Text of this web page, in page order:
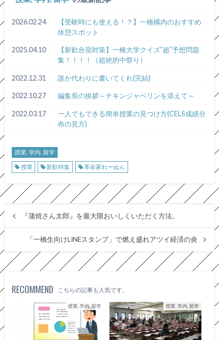
2026.02.24
【受験時にも使える！？】一橋構内のおすすめ
休憩スポット
2025.04.10
【新歓合宿対策】一橋大学クイズ”超”予想問題
集！！！！（超絶的中祭り）
2022.12.31 誰か代わりに書いてくれ(完結)
2022.10.27 編集長の挨拶～チキンジャベリンを添えて～
2022.03.17
一人でもできる簡単授業の見つけ方(CELS成績分
布の見方)
授業, 学内, 留学
授業
新歓特集 革命家れーぬん
『蒲焼さん太郎』を最大限おいしくいただく方法。
「一橋生向けLINEスタンプ」で燃え盛れアツイ経済の炎
RECOMMEND こちらの記事も人気です。
授業, 学内, 留学 授業, 学内, 留学